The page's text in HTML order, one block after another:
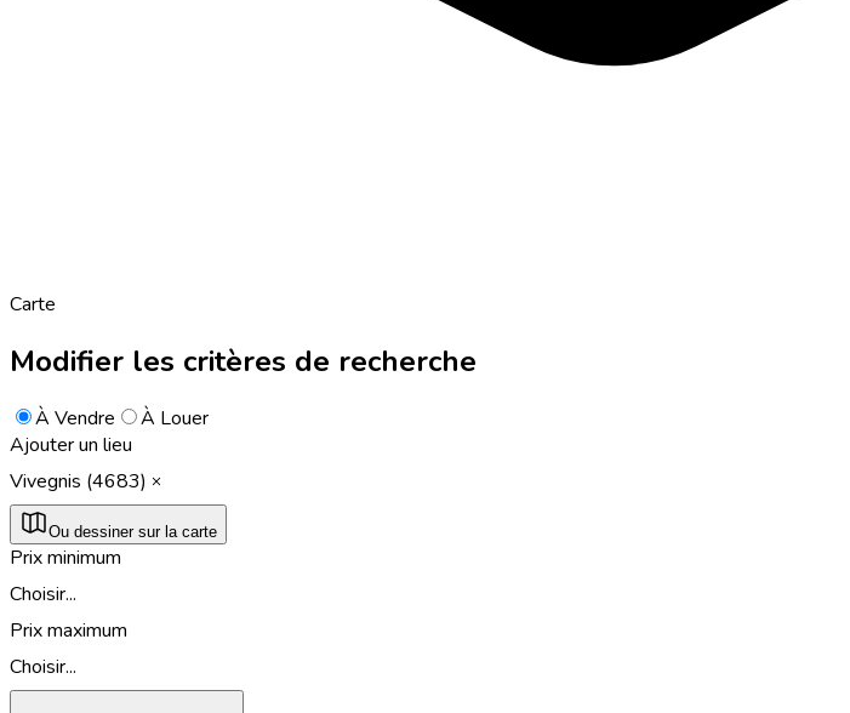
Carte
Modifier les critères de recherche
À Vendre
À Louer
Ajouter un lieu
Vivegnis (4683)
Ou dessiner sur la carte
Prix minimum
Choisir...
Prix maximum
Choisir...